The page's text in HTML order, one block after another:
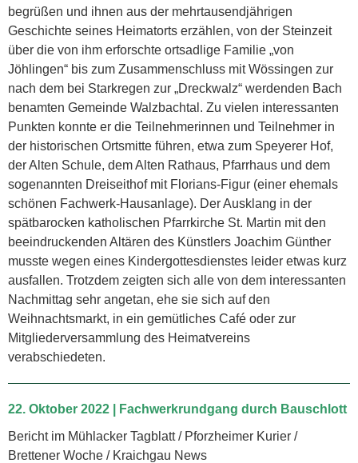
begrüßen und ihnen aus der mehrtausendjährigen
Geschichte seines Heimatorts erzählen, von der Steinzeit
über die von ihm erforschte ortsadlige Familie „von
Jöhlingen“ bis zum Zusammenschluss mit Wössingen zur
nach dem bei Starkregen zur „Dreckwalz“ werdenden Bach
benamten Gemeinde Walzbachtal. Zu vielen interessanten
Punkten konnte er die Teilnehmerinnen und Teilnehmer in
der historischen Ortsmitte führen, etwa zum Speyerer Hof,
der Alten Schule, dem Alten Rathaus, Pfarrhaus und dem
sogenannten Dreiseithof mit Florians-Figur (einer ehemals
schönen Fachwerk-Hausanlage). Der Ausklang in der
spätbarocken katholischen Pfarrkirche St. Martin mit den
beeindruckenden Altären des Künstlers Joachim Günther
musste wegen eines Kindergottesdienstes leider etwas kurz
ausfallen. Trotzdem zeigten sich alle von dem interessanten
Nachmittag sehr angetan, ehe sie sich auf den
Weihnachtsmarkt, in ein gemütliches Café oder zur
Mitgliederversammlung des Heimatvereins
verabschiedeten.
22. Oktober 2022 | Fachwerkrundgang durch Bauschlott
Bericht im Mühlacker Tagblatt / Pforzheimer Kurier /
Brettener Woche / Kraichgau News